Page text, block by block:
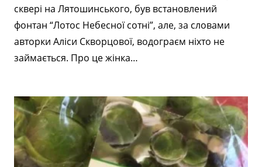
сквері на Лятошинського, був встановлений
фонтан “Лотос Небесної сотні”, але, за словами
авторки Аліси Скворцової, водограєм ніхто не
займається. Про це жінка…